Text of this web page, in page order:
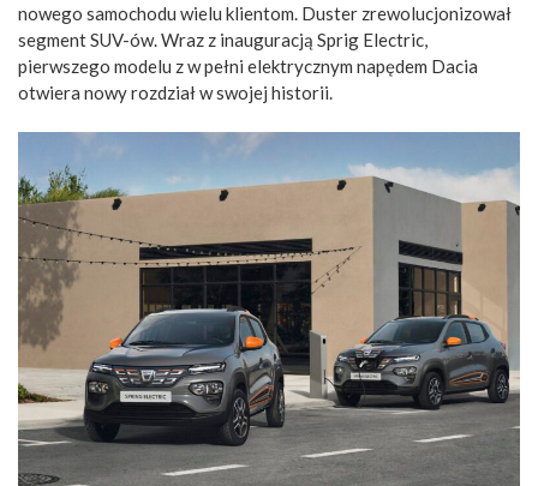
nowego samochodu wielu klientom. Duster zrewolucjonizował
segment SUV-ów. Wraz z inauguracją Sprig Electric,
pierwszego modelu z w pełni elektrycznym napędem Dacia
otwiera nowy rozdział w swojej historii.